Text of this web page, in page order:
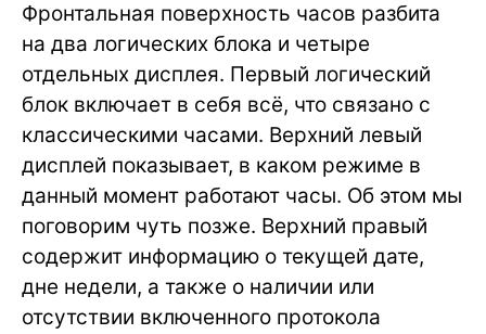
Фронтальная поверхность часов разбита
на два логических блока и четыре
отдельных дисплея. Первый логический
блок включает в себя всё, что связано с
классическими часами. Верхний левый
дисплей показывает, в каком режиме в
данный момент работают часы. Об этом мы
поговорим чуть позже. Верхний правый
содержит информацию о текущей дате,
дне недели, а также о наличии или
отсутствии включенного протокола